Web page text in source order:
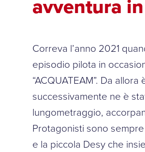
avventura
Correva l’anno 2021
episodio pilota in
“ACQUATEAM”. Da
successivamente ne è
lungometraggio,
Protagonisti sono
e la piccola Desy che